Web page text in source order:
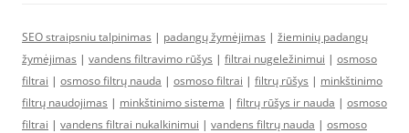
SEO straipsniu talpinimas | padangų žymėjimas | žieminių padangų
žymėjimas | vandens filtravimo rūšys | filtrai nugeležinimui | osmoso
filtrai | osmoso filtrų nauda | osmoso filtrai | filtrų rūšys | minkštinimo
filtrų naudojimas | minkštinimo sistema | filtrų rūšys ir nauda | osmoso
filtrai | vandens filtrai nukalkinimui | vandens filtrų nauda | osmoso